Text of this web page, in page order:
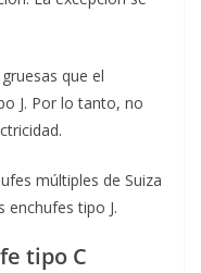
que el
J. Por lo tanto, no
múltiples de Suiza
tipo J.
tipo C